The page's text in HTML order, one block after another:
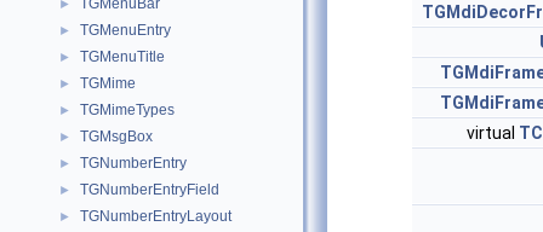
► TGMenuBar
► TGMenuEntry
► TGMenuTitle
► TGMime
► TGMimeTypes
► TGMsgBox
► TGNumberEntry
► TGNumberEntryField
► TGNumberEntryLayout
virtual